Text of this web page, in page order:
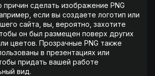
причин сделать изображение PNG
если вы создаете логотип или
сайта, вы, вероятно, захотите
он был размещен поверх других
цветов. Прозрачные PNG также
в презентациях или
придать вашей работе
вид.